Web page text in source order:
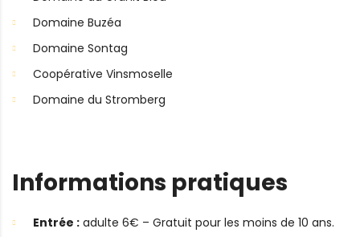
Domaine Buzéa
Domaine Sontag
Coopérative Vinsmoselle
Domaine du Stromberg
Informations pratiques
Entrée : adulte 6€ – Gratuit pour les moins de 10 ans.